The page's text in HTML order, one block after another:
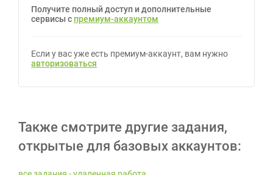
Получите полный доступ и дополнительные
сервисы с премиум-аккаунтом
Если у вас уже есть премиум-аккаунт, вам нужно
авторизоваться
Также смотрите другие задания,
открытые для базовых аккаунтов: